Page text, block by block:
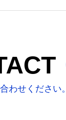
わせください。